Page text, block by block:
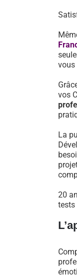
vous
vos
La
20
tests